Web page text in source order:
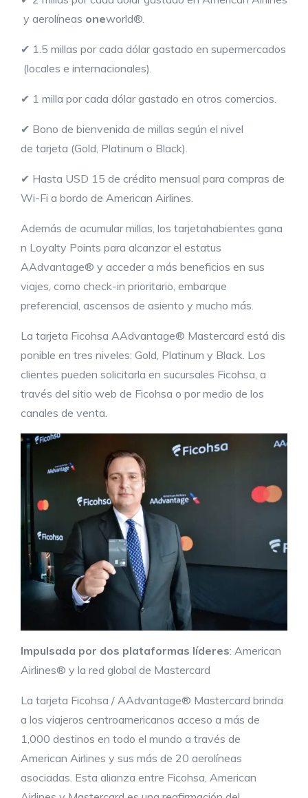
y aerolíneas oneworld®.
✔ 1.5 millas por cada dólar gastado en supermercados
(locales e internacionales).
✔ 1 milla por cada dólar gastado en otros comercios.
✔ Bono de bienvenida de millas según el nivel
de tarjeta (Gold, Platinum o Black).
✔ Hasta USD 15 de crédito mensual para compras de
Wi-Fi a bordo de American Airlines.
Además de acumular millas, los tarjetahabientes gana
n Loyalty Points para alcanzar el estatus
AAdvantage® y acceder a más beneficios en sus
viajes, como check-in prioritario, embarque
preferencial, ascensos de asiento y mucho más.
La tarjeta Ficohsa AAdvantage® Mastercard está dis
ponible en tres niveles: Gold, Platinum y Black. Los
clientes pueden solicitarla en sucursales Ficohsa, a
través del sitio web de Ficohsa o por medio de los
canales de venta.
Impulsada por dos plataformas líderes: American
Airlines® y la red global de Mastercard
La tarjeta Ficohsa / AAdvantage® Mastercard brinda
a los viajeros centroamericanos acceso a más de
1,000 destinos en todo el mundo a través de
American Airlines y sus más de 20 aerolíneas
asociadas. Esta alianza entre Ficohsa, American